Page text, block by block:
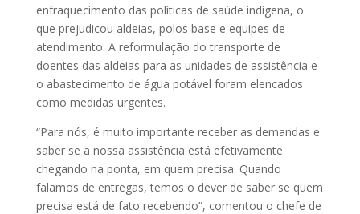
enfraquecimento das políticas de saúde indígena, o
que prejudicou aldeias, polos base e equipes de
atendimento. A reformulação do transporte de
doentes das aldeias para as unidades de assistência e
o abastecimento de água potável foram elencados
como medidas urgentes.
“Para nós, é muito importante receber as demandas e
saber se a nossa assistência está efetivamente
chegando na ponta, em quem precisa. Quando
falamos de entregas, temos o dever de saber se quem
precisa está de fato recebendo”, comentou o chefe de